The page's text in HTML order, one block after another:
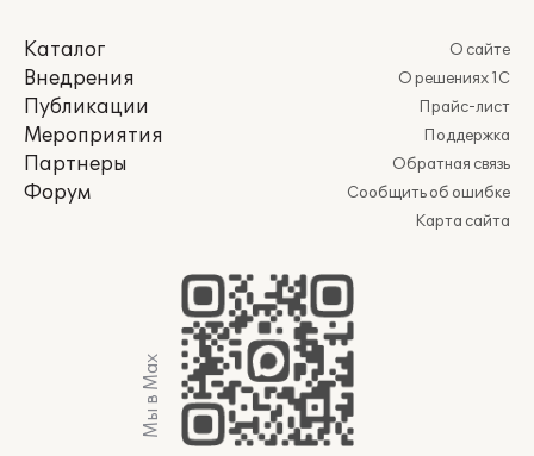
Каталог
Внедрения
Публикации
Мероприятия
Партнеры
Форум
О сайте
О решениях 1С
Прайс-лист
Поддержка
Обратная связь
Сообщить об ошибке
Карта сайта
Мы в Max